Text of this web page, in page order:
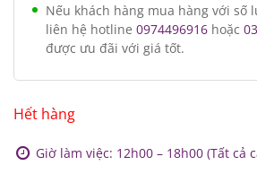
Nếu khách hàng mua hàng với số
liên hệ hotline 0974496916 hoặc
được ưu đãi với giá tốt.
Hết hàng
Giờ làm việc: 12h00 – 18h00 (Tất cả